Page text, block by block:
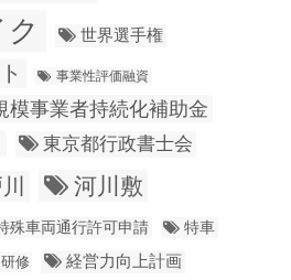
世界選手権
事業性評価融資
模事業者持続化補助金
東京都行政書士会
河川敷
殊車両通行許可申請
特車
研修 経営力向上計画